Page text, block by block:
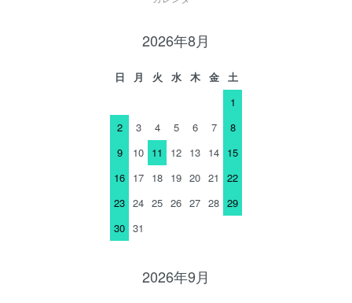
2026年8月
日 月 火 水 木 金
土
1
2
3 4 5 6 7
8
9
10 11 12 13 14 15
16 17 18 19 20 21
22
23 24 25 26 27 28 29
30 31
2026年9月